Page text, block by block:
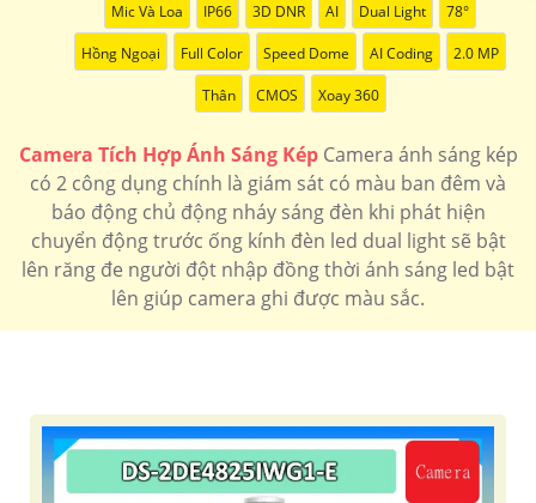
'
Mic Và Loa IP66 3D DNR AI Dual Light 78°
Hồng Ngoại Full Color Speed Dome AI Coding 2.0 MP
Thân CMOS Xoay 360
Camera Tích Hợp Ánh Sáng KépCamera ánh sáng kép
có 2 công dụng chính là giám sát có màu ban đêm và
báo động chủ động nháy sáng đèn khi phát hiện
chuyển động trước ống kính đèn led dual light sẽ bật
lên răng đe người đột nhập đồng thời ánh sáng led bật
lên giúp camera ghi được màu sắc.